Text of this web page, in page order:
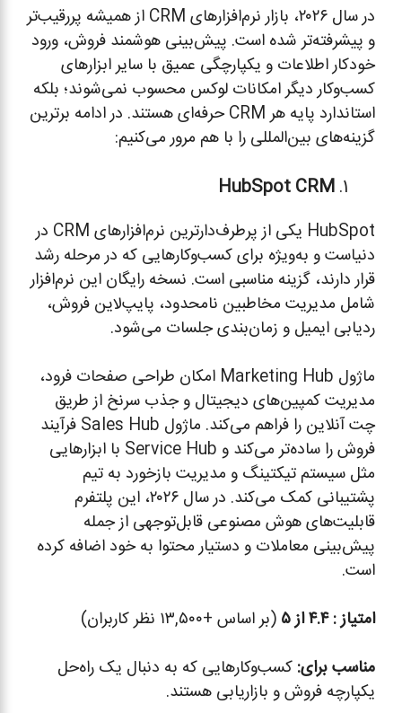
در سال ۲۰۲۶، بازار نرم‌افزارهای CRM از همیشه پررقیب‌تر
و پیشرفته‌تر شده است. پیش‌بینی هوشمند فروش، ورود
خودکار اطلاعات و یکپارچگی عمیق با سایر ابزارهای
کسب‌وکار دیگر امکانات لوکس محسوب نمی‌شوند؛ بلکه
استاندارد پایه هر CRM حرفه‌ای هستند. در ادامه برترین
گزینه‌های بین‌المللی را با هم مرور می‌کنیم:
HubSpot CRM
HubSpot یکی از پرطرف‌دارترین نرم‌افزارهای CRM در
دنیاست و به‌ویژه برای کسب‌وکارهایی که در مرحله رشد
قرار دارند، گزینه مناسبی است. نسخه رایگان این نرم‌افزار
شامل مدیریت مخاطبین نامحدود، پایپ‌لاین فروش،
ردیابی ایمیل و زمان‌بندی جلسات می‌شود.
ماژول Marketing Hub امکان طراحی صفحات فرود،
مدیریت کمپین‌های دیجیتال و جذب سرنخ از طریق
چت آنلاین را فراهم می‌کند. ماژول Sales Hub فرآیند
فروش را ساده‌تر می‌کند و Service Hub با ابزارهایی
مثل سیستم تیکتینگ و مدیریت بازخورد به تیم
پشتیبانی کمک می‌کند. در سال ۲۰۲۶، این پلتفرم
قابلیت‌های هوش مصنوعی قابل‌توجهی از جمله
پیش‌بینی معاملات و دستیار محتوا به خود اضافه کرده
است.
امتیاز :۴.۴ از ۵
(بر اساس +۱۳,۵۰۰ نظر کاربران)
مناسب برای: کسب‌وکارهایی که به دنبال یک راه‌حل
یکپارچه فروش و بازاریابی هستند.